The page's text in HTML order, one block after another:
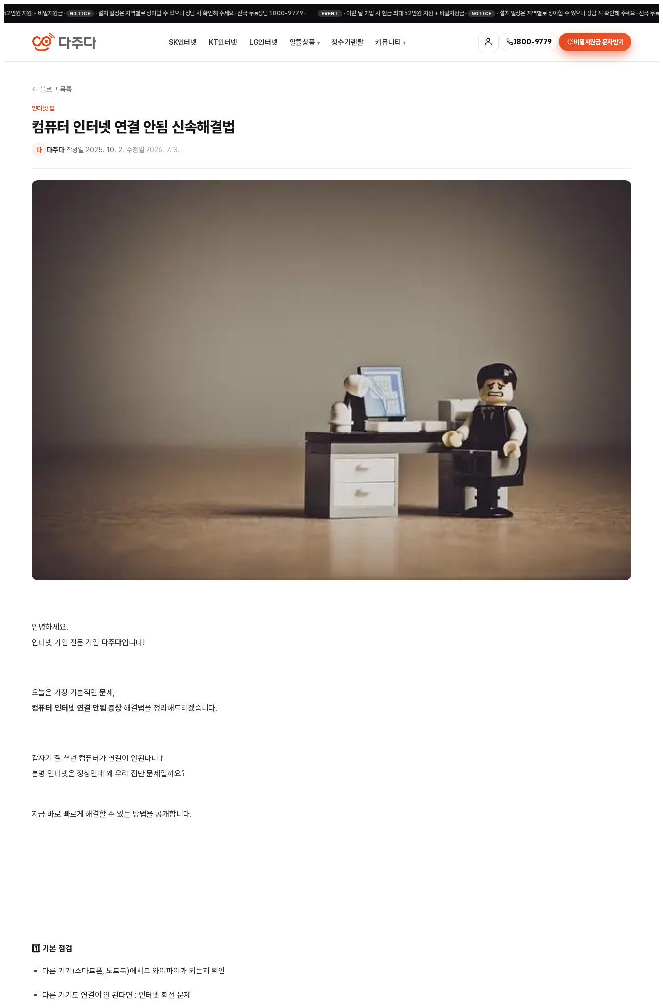
원 + 비밀지원금• NOTICE ·설치 일정은 지역별로 상이할 수 있으니 상담 시 확인해 주세요•전국 무료상담 1800-9779• EVENT ·이번 달 가입 시 현금 최대 52만원 지원 + 비밀지원금• NOTICE ·설치 일정은 지역별로 상이할 수 있으니 상담 시 확인해 주세요•전국 무료상담
SK인터넷 KT인터넷 LG인터넷 알뜰상품 정수기렌탈 커뮤니티 1800-9779 비밀지원금 문자받기
← 블로그 목록
인터넷 팁
컴퓨터 인터넷 연결 안됨 신속해결법
다 다주다·작성일 2025. 10. 2.·수정일 2026. 7. 3.
안녕하세요.
인터넷 가입 전문 기업 다주다입니다!
오늘은 가장 기본적인 문제,
컴퓨터 인터넷 연결 안됨 증상 해결법을 정리해드리겠습니다.
갑자기 잘 쓰던 컴퓨터가 연결이 안된다니 ❗
분명 인터넷은 정상인데 왜 우리 집만 문제일까요?
지금 바로 빠르게 해결할 수 있는 방법을 공개합니다.
1️⃣ 기본 점검
다른 기기(스마트폰, 노트북)에서도 와이파이가 되는지 확인
다른 기기도 연결이 안 된다면 : 인터넷 회선 문제